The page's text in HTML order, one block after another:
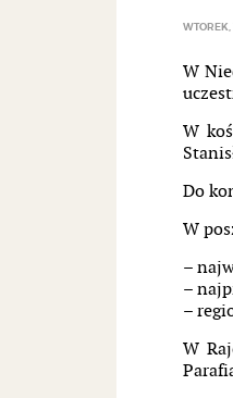
W
W
Do
W
–
–
–
W